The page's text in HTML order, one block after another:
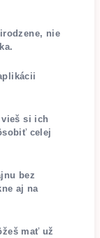
nie
vieš si ich
celej
bez
aj na
mať už